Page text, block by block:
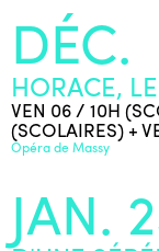
DÉC.
HORACE,
VEN 06 / 10H
(SCOLAIRES) +
Opéra de Massy
JAN.